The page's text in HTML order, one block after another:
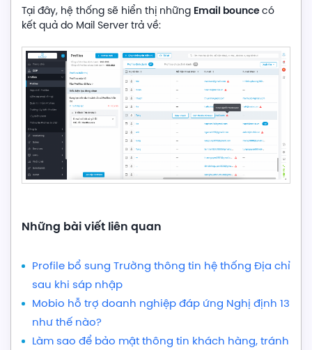
Tại đây, hệ thống sẽ hiển thị những Email bouncecó
kết quả do Mail Server trả về:
Những bài viết liên quan
Profile bổ sung Trường thông tin hệ thống Địa chỉ
sau khi sáp nhập
Mobio hỗ trợ doanh nghiệp đáp ứng Nghị định 13
như thế nào?
Làm sao để bảo mật thông tin khách hàng, tránh